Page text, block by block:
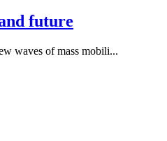
future
waves of mass mobili...